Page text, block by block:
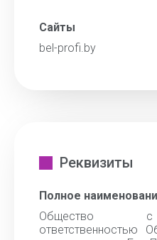
Сайты
bel-profi.by
Реквизиты
Полное
Общество с
ответственностью